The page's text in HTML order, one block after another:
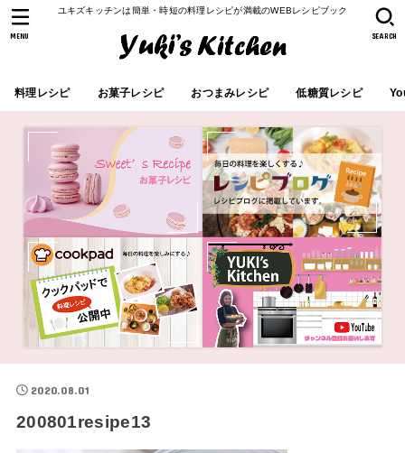
ユキズキッチンは簡単・時短の料理レシピが満載のWEBレシピブック
料理レシピ お菓子レシピ おつまみレシピ 低糖質レシピ
SEARCH
MENU
2020.08.01
200801resipe13